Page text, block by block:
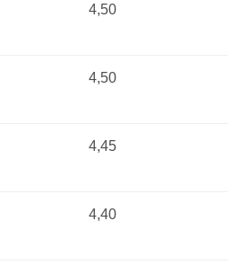
4,50
4,50
4,45
4,40